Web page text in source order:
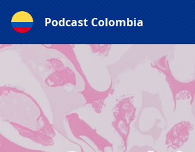
Podcast Colombia